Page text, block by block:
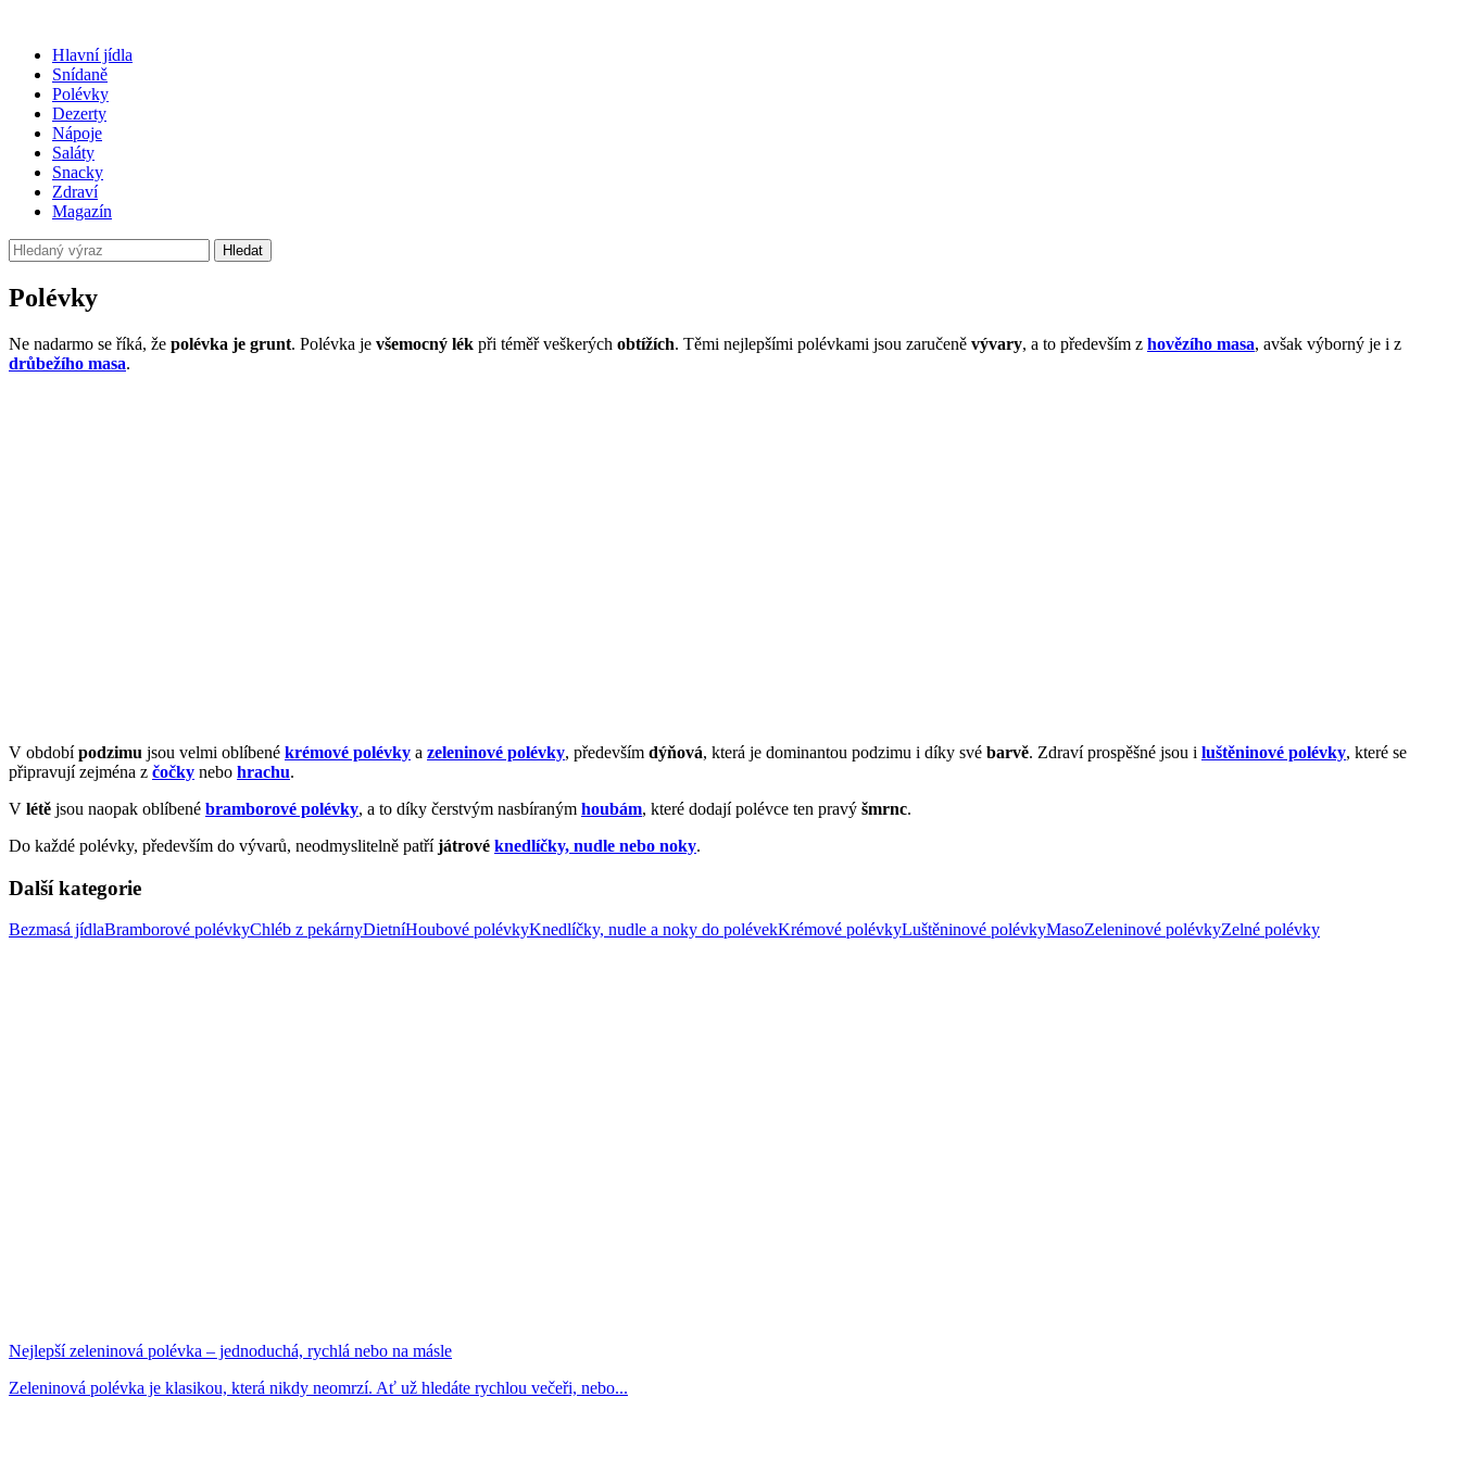
Hlavní jídla
Snídaně
Polévky
Dezerty
Nápoje
Saláty
Snacky
Zdraví
Magazín
Hledat
Polévky
Ne nadarmo se říká, že polévka je grunt. Polévka je všemocný lék při téměř veškerých obtížích. Těmi nejlepšími polévkami jsou zaručeně vývary, a to především z hovězího masa, avšak výborný je i z
drůbežího masa.
V obdobípodzimu jsou velmi oblíbené krémové polévky a zeleninové polévky, především dýňová, která je dominantou podzimu i díky své barvě. Zdraví prospěšné jsou i luštěninové polévky, které se
připravují zejména z čočky nebo hrachu.
V létě jsou naopak oblíbené bramborové polévky, a to díky čerstvým nasbíraným houbám, které dodají polévce ten pravý šmrnc.
Do každé polévky, především do vývarů, neodmyslitelně patříjátrové knedlíčky, nudle nebo noky.
Další kategorie
Bezmasá jídlaBramborové polévkyChléb z pekárnyDietníHoubové polévkyKnedlíčky, nudle a noky do polévekKrémové polévkyLuštěninové polévkyMasoZeleninové polévkyZelné polévky
Nejlepší zeleninová polévka – jednoduchá, rychlá nebo na másle
Zeleninová polévka je klasikou, která nikdy neomrzí. Ať už hledáte rychlou večeři, nebo...